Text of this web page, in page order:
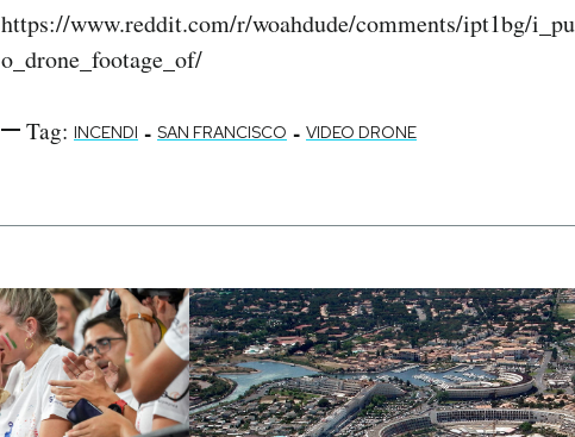
https://www.reddit.com/r/woahdude/comments/ipt1bg/
o_drone_footage_of/
Tag: INCENDI - SAN FRANCISCO - VIDEO DRONE